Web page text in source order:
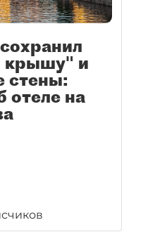
крышу" и
стены:
отеле на